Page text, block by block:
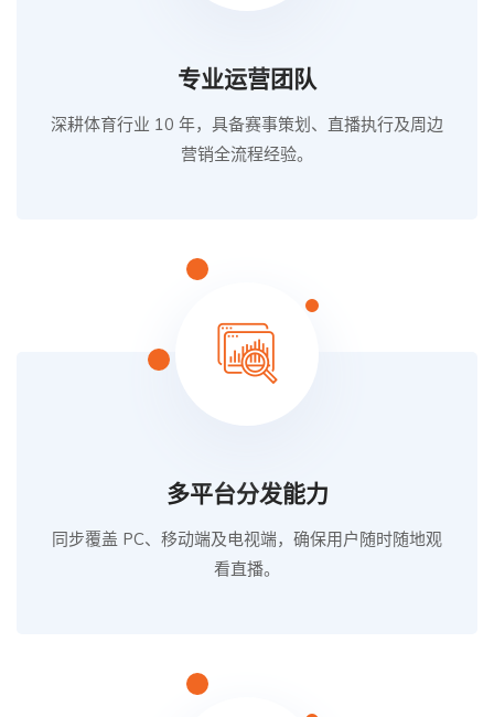
专业运营团队
深耕体育行业 10 年，具备赛事策划、直播执行及周边
营销全流程经验。
多平台分发能力
同步覆盖 PC、移动端及电视端，确保用户随时随地观
看直播。